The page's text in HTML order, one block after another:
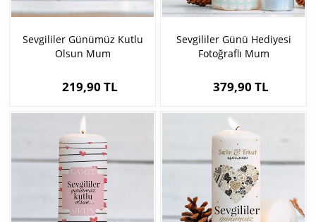
Sevgililer Günümüz Kutlu
Olsun Mum
219,90 TL
Sevgililer Günü Hediyesi
Fotoğraflı Mum
379,90 TL